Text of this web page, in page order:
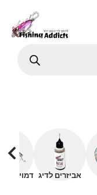
אביזרים לדיג דמויים